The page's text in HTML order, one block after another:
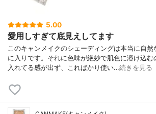
5.00
愛用しすぎて底見えしてます
このキャンメイクのシェーディングは本当に自
に入りです。それに色味が絶妙で肌色に溶け込む
入れてる感が出ず、こればかり使い…続きを見る